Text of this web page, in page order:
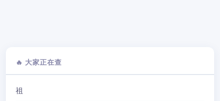
🔥 大家正在查
祖